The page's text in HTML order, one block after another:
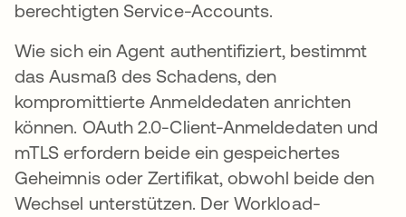
berechtigten Service-Accounts.
Wie sich ein Agent authentifiziert, bestimmt
das Ausmaß des Schadens, den
kompromittierte Anmeldedaten anrichten
können. OAuth 2.0-Client-Anmeldedaten und
mTLS erfordern beide ein gespeichertes
Geheimnis oder Zertifikat, obwohl beide den
Wechsel unterstützen. Der Workload-